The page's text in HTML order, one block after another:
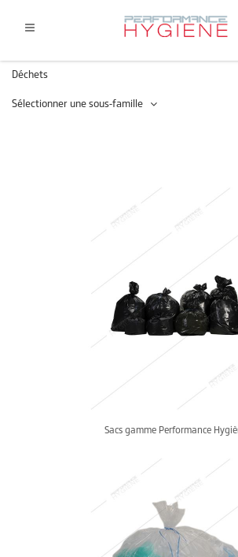
Déchets
Sélectionner une sous-famille
Sacs gamme Performance